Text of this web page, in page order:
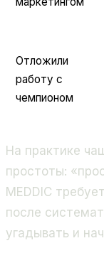
Отложили
работу с
чемпионом
На практике
простоты:
MEDDIC
после
угадывать и